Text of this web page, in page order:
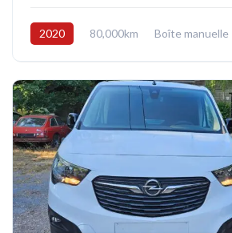
2020 80,000km Boîte manuelle